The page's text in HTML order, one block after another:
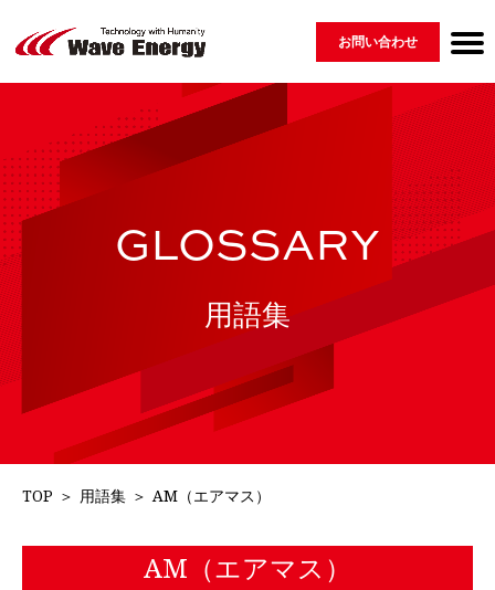
Wave Energyについて
会社情報
製品紹介 ▾
⇀ 再生可能エネルギー
└ 脆弱性開示ポリシー
用語集
ニュース
採用情報
お問い合わせ
GLOSSARY
用語集
TOP ＞ 用語集 ＞ AM（エアマス）
AM（エアマス）